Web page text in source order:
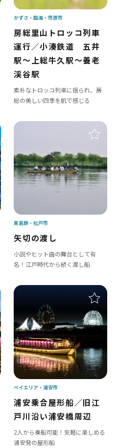
房総里山トロッコ列車
運行／小湊鉄道 五井
駅～上総牛久駅～養老
渓谷駅
素朴なトロッコ列車に揺られ、房
総の美しい四季を肌で感じる
かずさ・臨海 市原市
矢切の渡し
小説やヒット曲の舞台として有
名！江戸時代から続く渡し船
東葛飾 松戸市
浦安乗合屋形船／旧江
戸川沿い浦安橋周辺
2人から乗船可能！気軽に楽しめる
浦安発の屋形船
ベイエリア 浦安市